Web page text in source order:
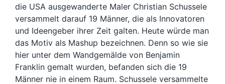
die USA ausgewanderte Maler Christian Schussele
versammelt darauf 19 Männer, die als Innovatoren
und Ideengeber ihrer Zeit galten. Heute würde man
das Motiv als Mashup bezeichnen. Denn so wie sie
hier unter dem Wandgemälde von Benjamin
Franklin gemalt wurden, befanden sich die 19
Männer nie in einem Raum. Schussele versammelte